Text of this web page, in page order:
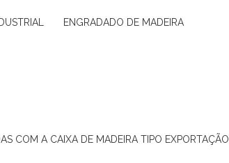
ENGRADADO DE MADEIRA
COM A CAIXA DE MADEIRA TIPO EXPORTAÇÃO